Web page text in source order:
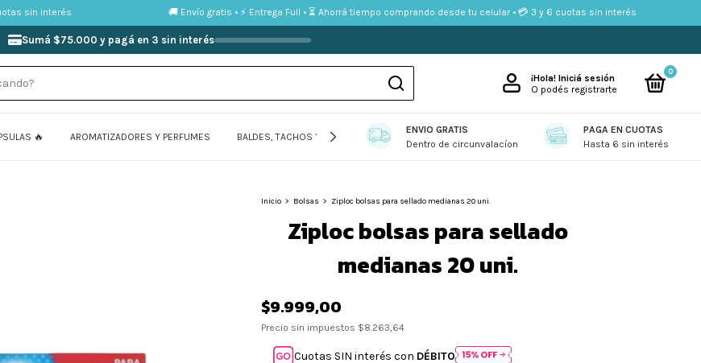
¡Hola! Iniciá sesión
O podés registrarte
0
🔥 AROMATIZADORES Y PERFUMES BALDES, TACHOS Y FUENTES BOLSAS COMBOS DE LIMPIEZA CUIDADO PERSONAL
ENVIO GRATIS
Dentro de circunvalacíon
PAGA EN CUOTAS
Hasta 6 sin interés
Inicio > Bolsas > Ziploc bolsas para sellado medianas 20 uni.
Ziploc bolsas para sellado
medianas 20 uni.
$9.999,00
Precio sin impuestos $8.263,64
Cuotas SIN interés con DÉBITO
Sumá $75.000 y pagá en 3 sin interés
Añadir al carrito
sin interés 🚚 Envío gratis • ⚡ Entrega Full • ⏳ Ahorrá tiempo comprando desde tu celular • 💳 3 y 6 cuotas sin interés